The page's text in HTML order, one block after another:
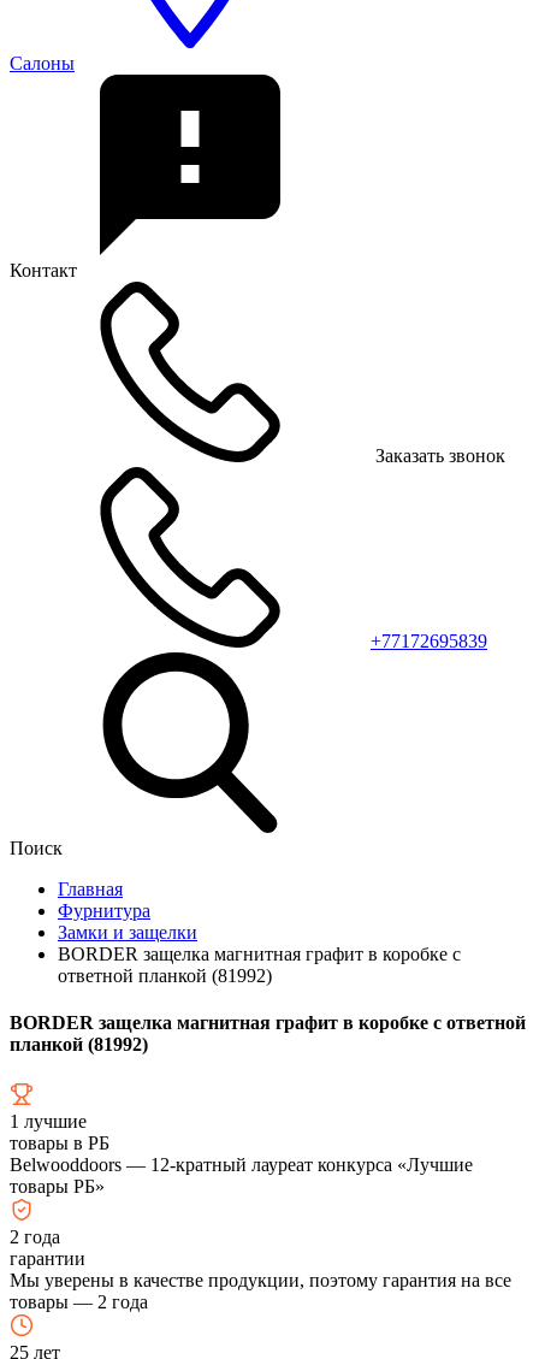
Салоны
Контакт
Заказать звонок
+77172695839
Поиск
Главная
Фурнитура
Замки и защелки
BORDER защелка магнитная графит в коробке с
ответной планкой (81992)
BORDER защелка магнитная графит в коробке с ответной
планкой (81992)
1 лучшие
товары в РБ
Belwooddoors — 12-кратный лауреат конкурса «Лучшие
товары РБ»
2 года
гарантии
Мы уверены в качестве продукции, поэтому гарантия на все
товары — 2 года
25 лет